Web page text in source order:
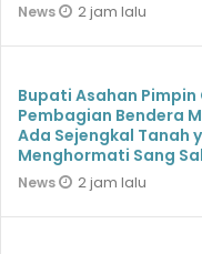
News 2 jam lalu
Bupati Asahan Pimpin
Pembagian Bendera
Ada Sejengkal Tanah
Menghormati Sang
News 2 jam lalu